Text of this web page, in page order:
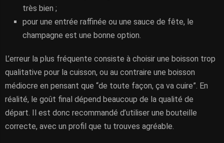
très bien ;
pour une entrée raffinée ou une sauce de fête, le
champagne est une bonne option.
L’erreur la plus fréquente consiste à choisir une boisson trop
qualitative pour la cuisson, ou au contraire une boisson
médiocre en pensant que “de toute façon, ça va cuire”. En
réalité, le goût final dépend beaucoup de la qualité de
départ. Il est donc recommandé d’utiliser une bouteille
correcte, avec un profil que tu trouves agréable.